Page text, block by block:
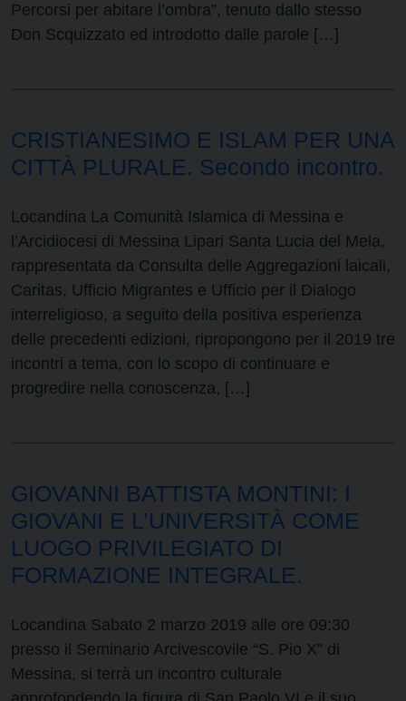
Percorsi per abitare l’ombra”, tenuto dallo stesso
Don Scquizzato ed introdotto dalle parole […]
CRISTIANESIMO E ISLAM PER UNA
CITTÀ PLURALE. Secondo incontro.
Locandina La Comunità Islamica di Messina e
l’Arcidiocesi di Messina Lipari Santa Lucia del Mela,
rappresentata da Consulta delle Aggregazioni laicali,
Caritas, Ufficio Migrantes e Ufficio per il Dialogo
interreligioso, a seguito della positiva esperienza
delle precedenti edizioni, ripropongono per il 2019 tre
incontri a tema, con lo scopo di continuare e
progredire nella conoscenza, […]
GIOVANNI BATTISTA MONTINI: I
GIOVANI E L’UNIVERSITÀ COME
LUOGO PRIVILEGIATO DI
FORMAZIONE INTEGRALE.
Locandina Sabato 2 marzo 2019 alle ore 09:30
presso il Seminario Arcivescovile “S. Pio X” di
Messina, si terrà un incontro culturale